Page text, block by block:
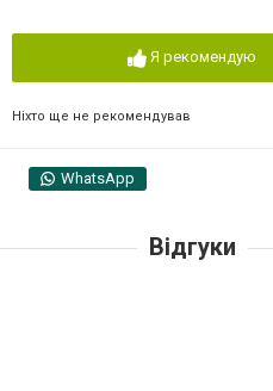
Я рекомендую
Ніхто ще не рекомендував
WhatsApp
Відгуки